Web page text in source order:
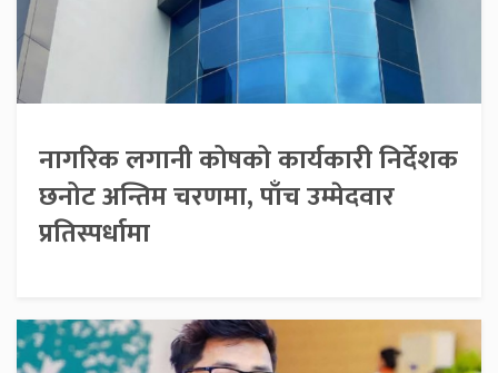
नागरिक लगानी कोषको कार्यकारी निर्देशक
छनोट अन्तिम चरणमा, पाँच उम्मेदवार
प्रतिस्पर्धामा